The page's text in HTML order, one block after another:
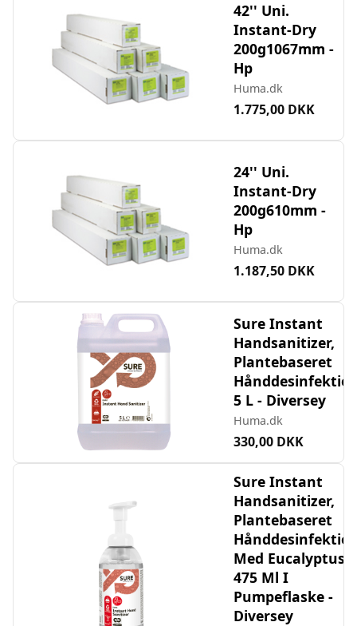
42'' Uni.
Instant-Dry
200g1067mm -
Hp
Huma.dk
1.775,00 DKK
24'' Uni.
Instant-Dry
200g610mm -
Hp
Huma.dk
1.187,50 DKK
Sure Instant
Handsanitizer,
Plantebaseret
5 L - Diversey
Huma.dk
330,00 DKK
Sure Instant
Handsanitizer,
Plantebaseret
Med Eucalyptus,
475 Ml I
Pumpeflaske -
Diversey